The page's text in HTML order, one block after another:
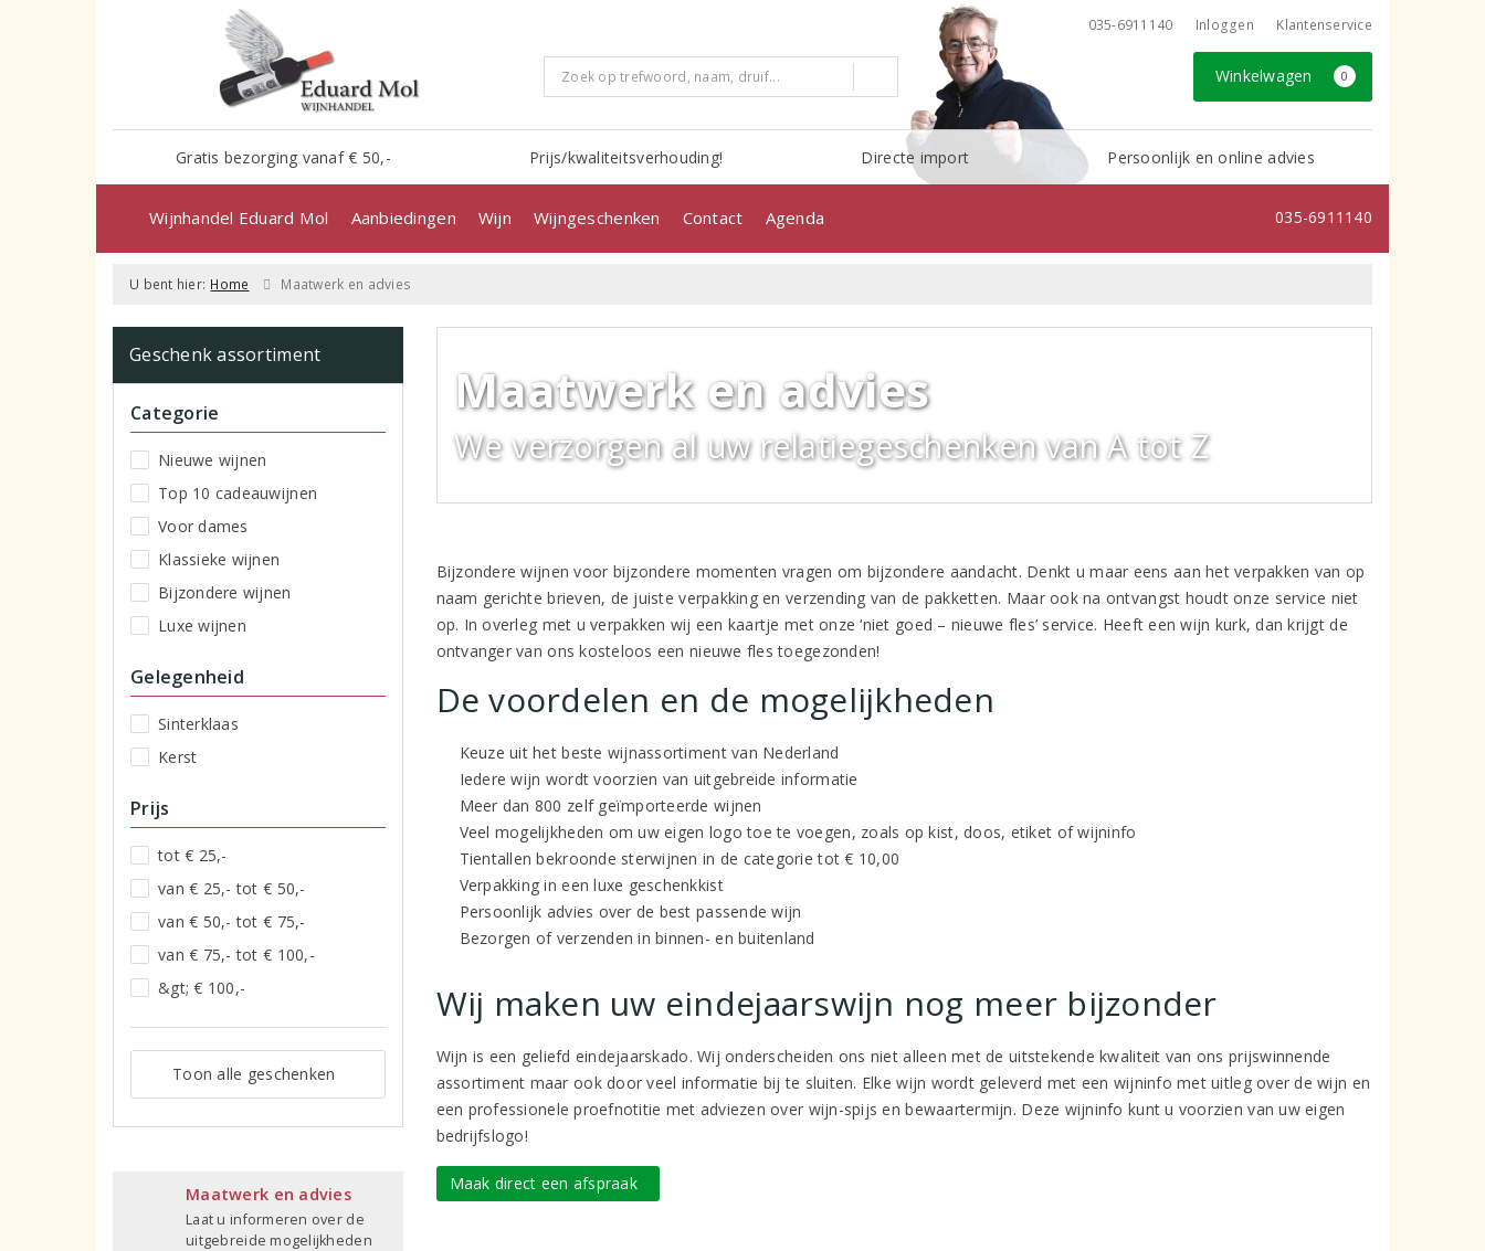
035-6911140 Inloggen Klantenservice
Winkelwagen 0
Gratis bezorging vanaf € 50,- Prijs/kwaliteitsverhouding! Directe import Persoonlijk en online advies
Wijnhandel Eduard Mol Aanbiedingen Wijn Wijngeschenken Contact Agenda 035-6911140
U bent hier: Home Maatwerk en advies
Geschenk assortiment
Categorie
Nieuwe wijnen
Top 10 cadeauwijnen
Voor dames
Klassieke wijnen
Bijzondere wijnen
Luxe wijnen
Gelegenheid
Sinterklaas
Kerst
Prijs
tot € 25,-
van € 25,- tot € 50,-
van € 50,- tot € 75,-
van € 75,- tot € 100,-
&gt; € 100,-
Toon alle geschenken
Maatwerk en advies
Laat u informeren over de
uitgebreide mogelijkheden
Maatwerk en advies
We verzorgen al uw relatiegeschenken van A tot Z
Bijzondere wijnen voor bijzondere momenten vragen om bijzondere aandacht. Denkt u maar eens aan het verpakken van op
naam gerichte brieven, de juiste verpakking en verzending van de pakketten. Maar ook na ontvangst houdt onze service niet
op. In overleg met u verpakken wij een kaartje met onze ‘niet goed – nieuwe fles’ service. Heeft een wijn kurk, dan krijgt de
ontvanger van ons kosteloos een nieuwe fles toegezonden!
De voordelen en de mogelijkheden
Keuze uit het beste wijnassortiment van Nederland
Iedere wijn wordt voorzien van uitgebreide informatie
Meer dan 800 zelf geïmporteerde wijnen
Veel mogelijkheden om uw eigen logo toe te voegen, zoals op kist, doos, etiket of wijninfo
Tientallen bekroonde sterwijnen in de categorie tot € 10,00
Verpakking in een luxe geschenkkist
Persoonlijk advies over de best passende wijn
Bezorgen of verzenden in binnen- en buitenland
Wij maken uw eindejaarswijn nog meer bijzonder
Wijn is een geliefd eindejaarskado. Wij onderscheiden ons niet alleen met de uitstekende kwaliteit van ons prijswinnende
assortiment maar ook door veel informatie bij te sluiten. Elke wijn wordt geleverd met een wijninfo met uitleg over de wijn en
een professionele proefnotitie met adviezen over wijn-spijs en bewaartermijn. Deze wijninfo kunt u voorzien van uw eigen
bedrijfslogo!
Maak direct een afspraak